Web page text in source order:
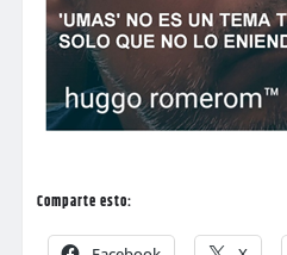
Comparte esto: